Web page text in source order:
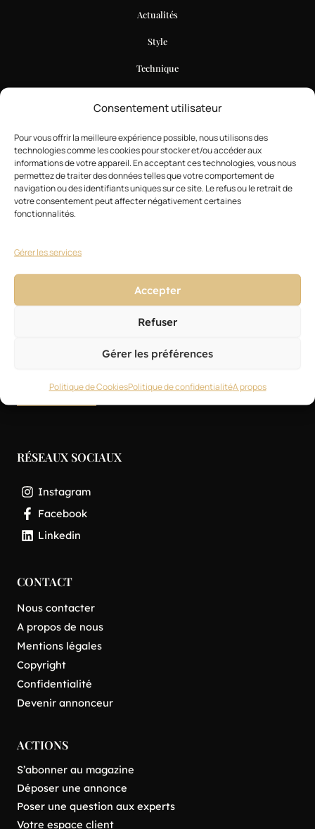
Consentement utilisateur
Pour vous offrir la meilleure expérience possible, nous utilisons des
technologies comme les cookies pour stocker et/ou accéder aux
informations de votre appareil. En acceptant ces technologies, vous nous
permettez de traiter des données telles que votre comportement de
navigation ou des identifiants uniques sur ce site. Le refus ou le retrait de
votre consentement peut affecter négativement certaines
fonctionnalités.
Gérer les services
Accepter
Refuser
Gérer les préférences
Politique de CookiesPolitique de confidentialitéA propos
Actualités
Style
Technique
Blog des experts
Petites annonces
NEWSLETTER
RÉSEAUX SOCIAUX
Instagram
Facebook
Linkedin
CONTACT
Nous contacter
A propos de nous
Mentions légales
Copyright
Confidentialité
Devenir annonceur
ACTIONS
S’abonner au magazine
Déposer une annonce
Poser une question aux experts
Votre espace client